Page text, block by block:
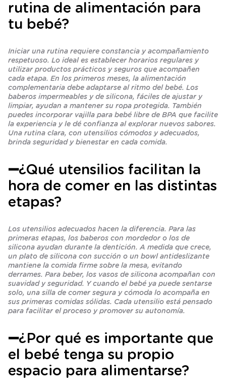
rutina de alimentación para
tu bebé?
Iniciar una rutina requiere constancia y acompañamiento
respetuoso. Lo ideal es establecer horarios regulares y
utilizar productos prácticos y seguros que acompañen
cada etapa. En los primeros meses, la alimentación
complementaria debe adaptarse al ritmo del bebé. Los
baberos impermeables y de silicona, fáciles de ajustar y
limpiar, ayudan a mantener su ropa protegida. También
puedes incorporar vajilla para bebé libre de BPA que facilite
la experiencia y le dé confianza al explorar nuevos sabores.
Una rutina clara, con utensilios cómodos y adecuados,
brinda seguridad y bienestar en cada comida.
➖¿Qué utensilios facilitan la
hora de comer en las distintas
etapas?
Los utensilios adecuados hacen la diferencia. Para las
primeras etapas, los baberos con mordedor o los de
silicona ayudan durante la dentición. A medida que crece,
un plato de silicona con succión o un bowl antideslizante
mantiene la comida firme sobre la mesa, evitando
derrames. Para beber, los vasos de silicona acompañan con
suavidad y seguridad. Y cuando el bebé ya puede sentarse
solo, una silla de comer segura y cómoda lo acompaña en
sus primeras comidas sólidas. Cada utensilio está pensado
para facilitar el proceso y promover su autonomía.
➖¿Por qué es importante que
el bebé tenga su propio
espacio para alimentarse?